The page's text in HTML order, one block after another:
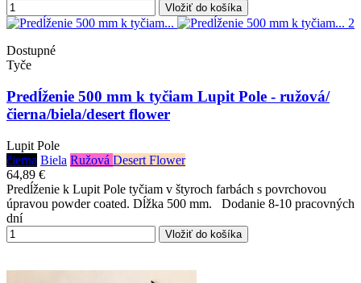
Vložiť do košíka
Dostupné
Tyče
Predĺženie 500 mm k tyčiam Lupit Pole - ružová/
čierna/biela/desert flower
Lupit Pole
čierna Biela Ružová Desert Flower
64,89 €
Predĺženie k Lupit Pole tyčiam v štyroch farbách s povrchovou
úpravou powder coated. Dĺžka 500 mm. Dodanie 8-10 pracovných
dní
Vložiť do košíka